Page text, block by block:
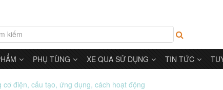
PHỤ TÙNG XE QUA SỬ DỤNG TIN TỨC
cơ điện, cấu tạo, ứng dụng, cách hoạt động